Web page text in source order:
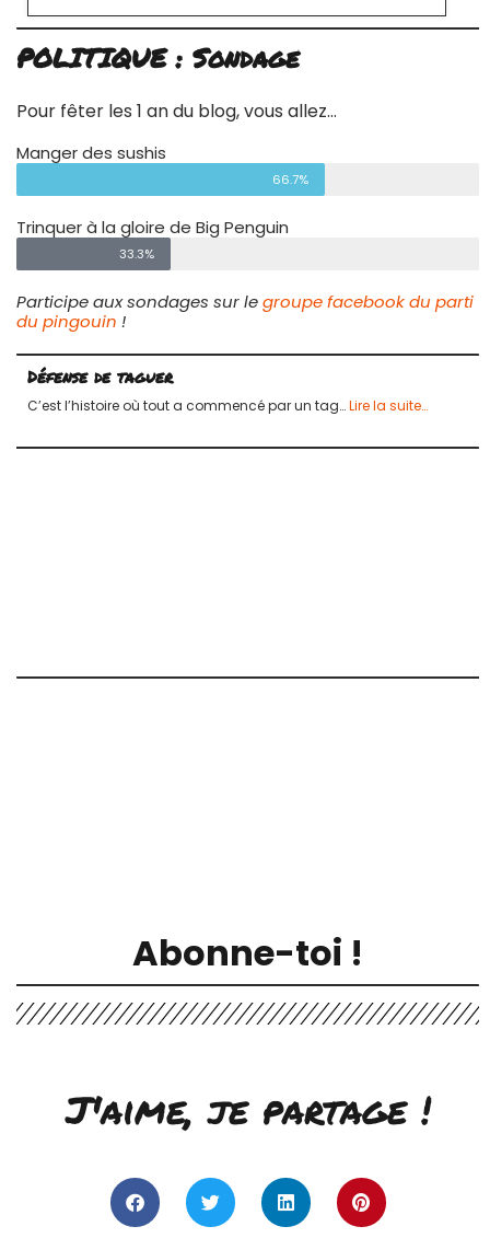
POLITIQUE : Sondage
Pour fêter les 1 an du blog, vous allez…
Manger des sushis
66.7%
Trinquer à la gloire de Big Penguin
33.3%
Participe aux sondages sur legroupe facebook du parti
du pingouin !
Défense de taguer
C’est l’histoire où tout a commencé par un tag…Lire la suite…
Abonne-toi !
J'aime, je partage !